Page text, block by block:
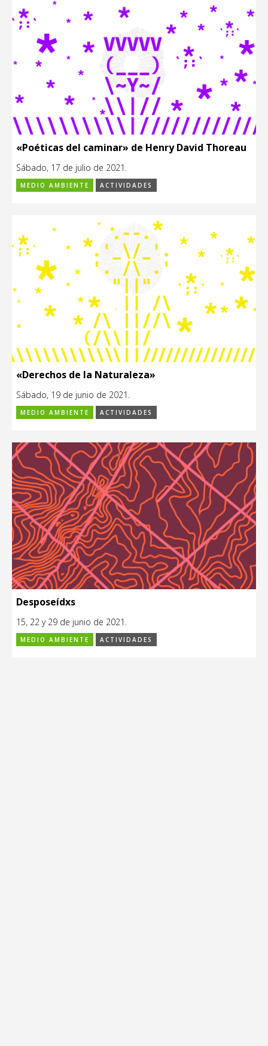
«Poéticas del caminar» de Henry David Thoreau
Sábado, 17 de julio de 2021.
MEDIO AMBIENTE ACTIVIDADES
«Derechos de la Naturaleza»
Sábado, 19 de junio de 2021.
MEDIO AMBIENTE ACTIVIDADES
Desposeídxs
15, 22 y 29 de junio de 2021.
MEDIO AMBIENTE ACTIVIDADES